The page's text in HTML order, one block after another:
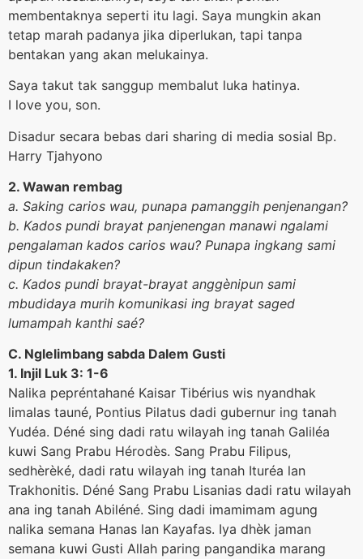
membentaknya seperti itu lagi. Saya mungkin akan
tetap marah padanya jika diperlukan, tapi tanpa
bentakan yang akan melukainya.
Saya takut tak sanggup membalut luka hatinya.
I love you, son.
Disadur secara bebas dari sharing di media sosial Bp.
Harry Tjahyono
2. Wawan rembag
a. Saking carios wau, punapa pamanggih penjenangan?
b. Kados pundi brayat panjenengan manawi ngalami
pengalaman kados carios wau? Punapa ingkang sami
dipun tindakaken?
c. Kados pundi brayat-brayat anggènipun sami
mbudidaya murih komunikasi ing brayat saged
lumampah kanthi saé?
C. Nglelimbang sabda Dalem Gusti
1. Injil Luk 3: 1-6
Nalika pepréntahané Kaisar Tibérius wis nyandhak
limalas tauné, Pontius Pilatus dadi gubernur ing tanah
Yudéa. Déné sing dadi ratu wilayah ing tanah Galiléa
kuwi Sang Prabu Hérodès. Sang Prabu Filipus,
sedhèrèké, dadi ratu wilayah ing tanah Ituréa lan
Trakhonitis. Déné Sang Prabu Lisanias dadi ratu wilayah
ana ing tanah Abiléné. Sing dadi imamimam agung
nalika semana Hanas lan Kayafas. Iya dhèk jaman
semana kuwi Gusti Allah paring pangandika marang